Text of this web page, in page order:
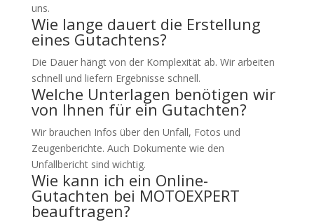
uns.
Wie lange dauert die Erstellung
eines Gutachtens?
Die Dauer hängt von der Komplexität ab. Wir arbeiten
schnell und liefern Ergebnisse schnell.
Welche Unterlagen benötigen wir
von Ihnen für ein Gutachten?
Wir brauchen Infos über den Unfall, Fotos und
Zeugenberichte. Auch Dokumente wie den
Unfallbericht sind wichtig.
Wie kann ich ein Online-
Gutachten bei MOTOEXPERT
beauftragen?